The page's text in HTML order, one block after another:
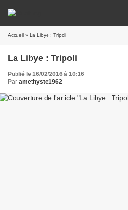
Accueil » La Libye : Tripoli
La Libye : Tripoli
Publié le 16/02/2016 à 10:16
Par amethyste1962